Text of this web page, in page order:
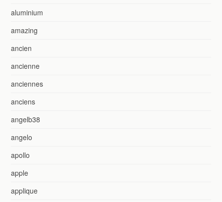
aluminium
amazing
ancien
ancienne
anciennes
anciens
angelb38
angelo
apollo
apple
applique